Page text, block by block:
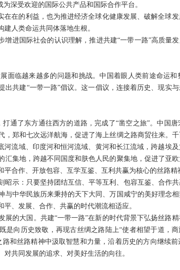
深受欢迎的国际公共产品和国际合作平台。
在在的利益，也为推进经济全球化健康发展、破解全球
人类命运共同体落地生根。
增进国际社会的认识理解，推进共建“一带一路”高质量
面临越来越多的问题和挑战。中国着眼人类前途命运
共建“一带一路”倡议。这一倡议，连接着历史、现实
通了东方通往西方的道路，完成了“凿空之旅”。中国
，郑和七次远洋航海，促进了海上丝绸之路商贸往来。
河流域、印度河和恒河流域、黄河和长江流域，跨越埃
汇集地，跨越不同国度和肤色人民的聚集地，促进了亚
合作、开放包容、互学互鉴、互利共赢为核心的丝路精
昭示：只要坚持团结互信、平等互利、包容互鉴、合作
中华民族历来秉持的天下大同、万国咸宁的美好理念相
、发展、合作、共赢的时代潮流相适应。
展的大国。共建“一带一路”在新的时代背景下弘扬丝路
是向历史致敬，再现古丝绸之路陆上“使者相望于道，
和丝路精神中汲取智慧和力量，沿着历史的方向继续前
共同发展的追求、对美好生活的向往。